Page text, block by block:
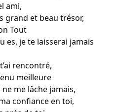
ami,
grand et beau trésor,
Tout
es, je te laisserai jamais
rencontré,
meilleure
ne me lâche jamais,
confiance en toi,